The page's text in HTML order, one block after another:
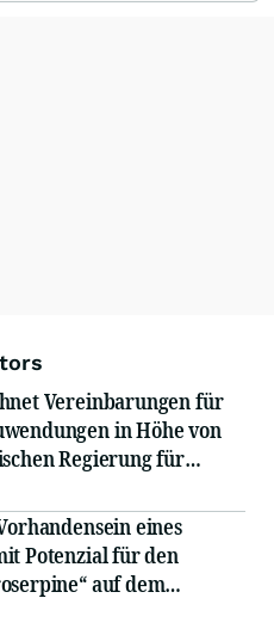
Vereinbarungen für
in Höhe von
Regierung für
eines
Potenzial für den
auf dem
Goldprojekts;